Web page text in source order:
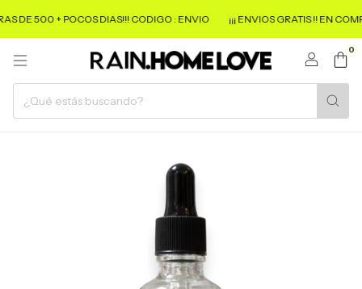
DE 500 + POCOS DIAS!!! CODIGO : ENVIO ¡¡¡ ENVIOS GRATIS !! EN
0